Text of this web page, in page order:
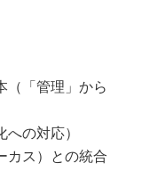
（「管理」から
への対応）
カス）との統合